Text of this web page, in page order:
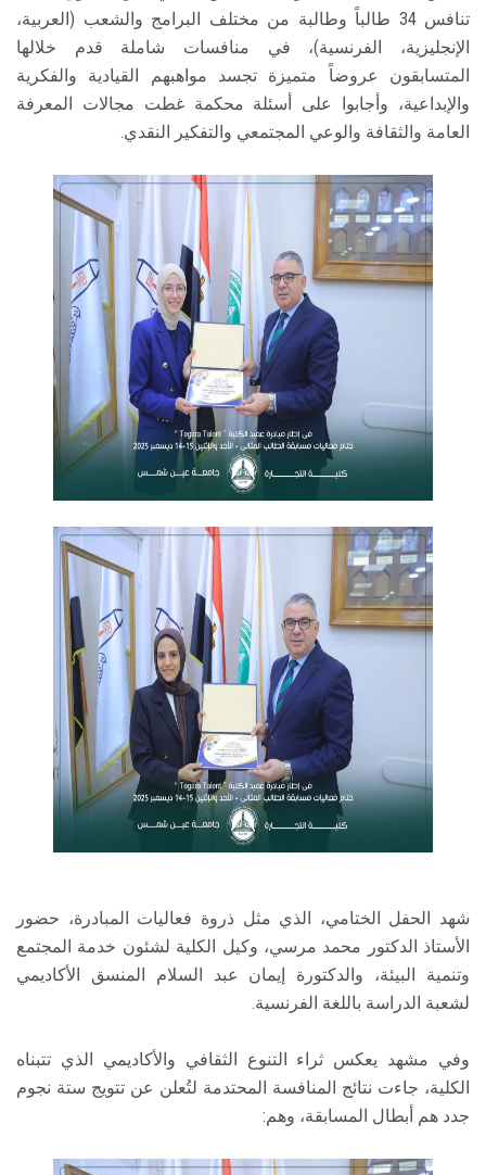
تنافس 34 طالباً وطالبة من مختلف البرامج والشعب (العربية،
الإنجليزية، الفرنسية)، في منافسات شاملة قدم خلالها
المتسابقون عروضاً متميزة تجسد مواهبهم القيادية والفكرية
والإبداعية، وأجابوا على أسئلة محكمة غطت مجالات المعرفة
العامة والثقافة والوعي المجتمعي والتفكير النقدي.
شهد الحفل الختامي، الذي مثل ذروة فعاليات المبادرة، حضور
الأستاذ الدكتور محمد مرسي، وكيل الكلية لشئون خدمة المجتمع
وتنمية البيئة، والدكتورة إيمان عبد السلام المنسق الأكاديمي
لشعبة الدراسة باللغة الفرنسية.
وفي مشهد يعكس ثراء التنوع الثقافي والأكاديمي الذي تتبناه
الكلية، جاءت نتائج المنافسة المحتدمة لتُعلن عن تتويج ستة نجوم
جدد هم أبطال المسابقة، وهم: